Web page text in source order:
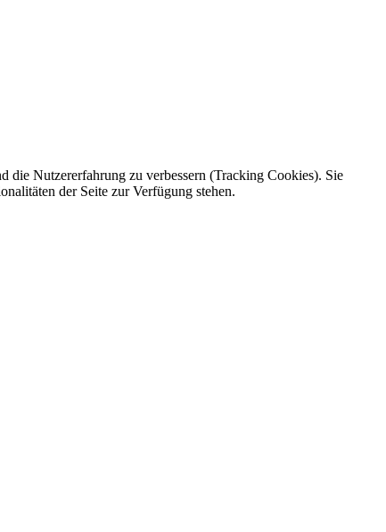
die Nutzererfahrung zu verbessern (Tracking Cookies). Sie
der Seite zur Verfügung stehen.